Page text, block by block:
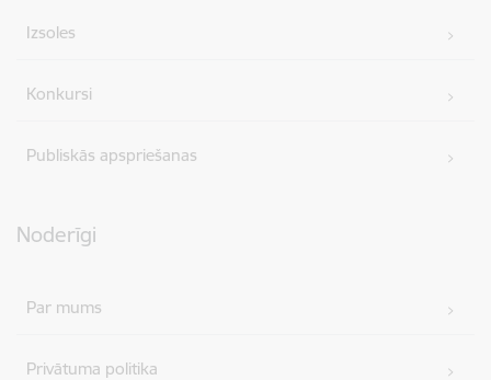
Izsoles
Konkursi
Publiskās apspriešanas
Noderīgi
Par mums
Privātuma politika